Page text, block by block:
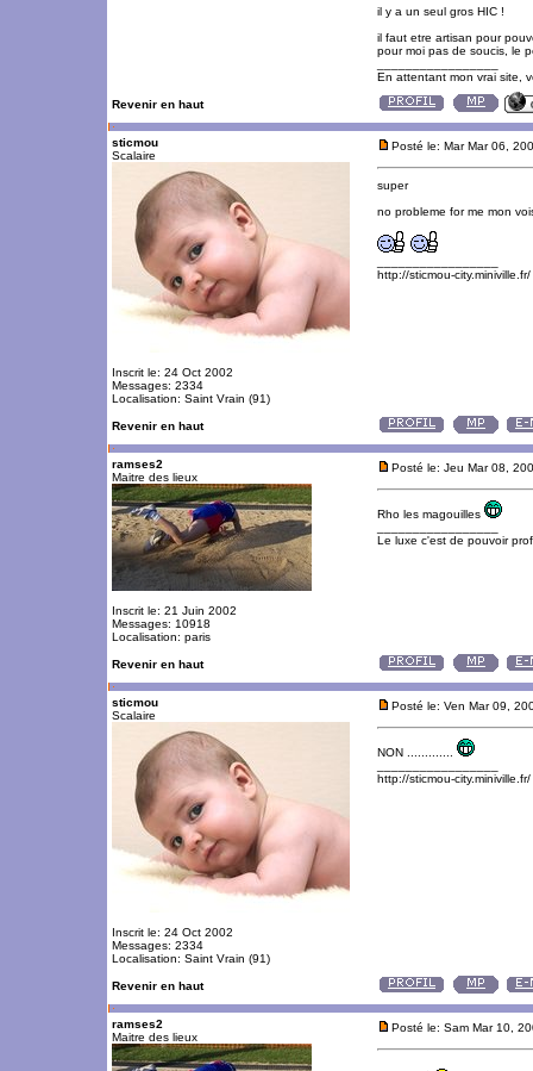
il y a un seul gros HIC !
il faut etre artisan pour
pour moi pas de soucis, le
En attentant mon vrai site,
Revenir en haut
sticmou
Scalaire
Inscrit le: 24 Oct 2002
Messages: 2334
Localisation: Saint Vrain (91)
Posté le: Mar Mar 06,
super
no probleme for me mon
http://sticmou-city.miniville.fr/
Revenir en haut
ramses2
Maitre des lieux
Inscrit le: 21 Juin 2002
Messages: 10918
Localisation: paris
Posté le: Jeu Mar 08,
Rho les magouilles
Le luxe c'est de pouvoir
Revenir en haut
sticmou
Scalaire
Inscrit le: 24 Oct 2002
Messages: 2334
Localisation: Saint Vrain (91)
Posté le: Ven Mar 09,
NON .............
http://sticmou-city.miniville.fr/
Revenir en haut
ramses2
Maitre des lieux
Posté le: Sam Mar 10,